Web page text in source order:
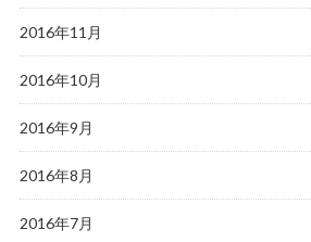
2016年11月
2016年10月
2016年9月
2016年8月
2016年7月